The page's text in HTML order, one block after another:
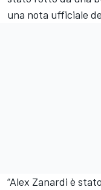
una nota ufficiale
“Alex Zanardi è